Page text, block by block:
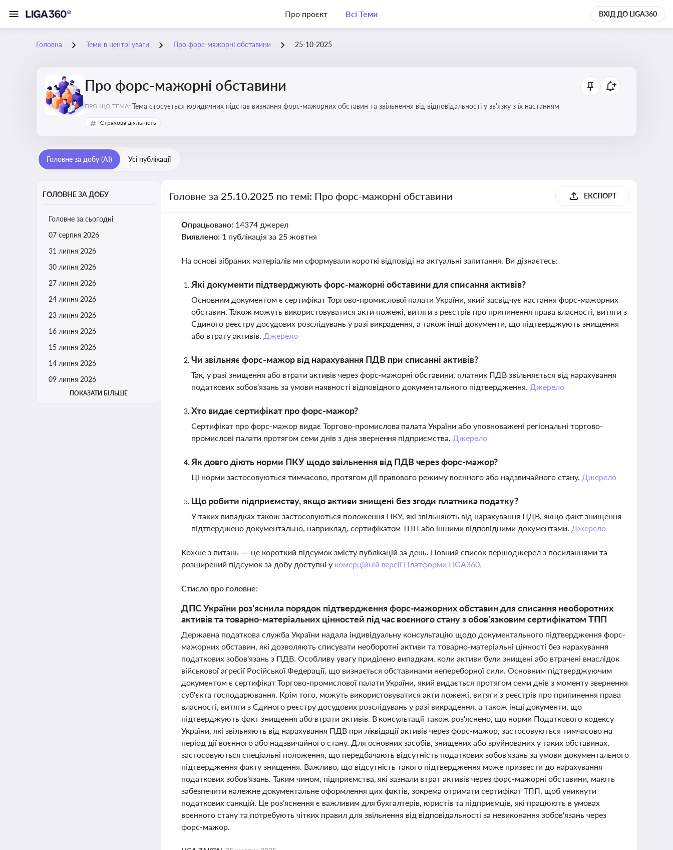
Про проєкт Всі Теми ВХІД ДО LIGA360
Головна Теми в центрі уваги Про форс-мажорні обставини 25-10-2025
Про форс-мажорні обставини
ПРО ЩО ТЕМА: Тема стосується юридичних підстав визнання форс-мажорних обставин та звільнення від відповідальності у зв'язку з їх настанням
Страхова діяльність
Головне за добу (AI) Усі публікації
ГОЛОВНЕ ЗА ДОБУ
Головне за сьогодні
07 серпня 2026
31 липня 2026
30 липня 2026
27 липня 2026
24 липня 2026
23 липня 2026
16 липня 2026
15 липня 2026
14 липня 2026
09 липня 2026
ПОКАЗАТИ БІЛЬШЕ
Головне за 25.10.2025 по темі: Про форс-мажорні обставини ЕКСПОРТ
Опрацьовано: 14374 джерел
Виявлено: 1 публікація за 25 жовтня
На основі зібраних матеріалів ми сформували короткі відповіді на актуальні запитання. Ви дізнаєтесь:
Які документи підтверджують форс-мажорні обставини для списання активів?
Основним документом є сертифікат Торгово-промислової палати України, який засвідчує настання форс-мажорних
обставин. Також можуть використовуватися акти пожежі, витяги з реєстрів про припинення права власності, витяги з
Єдиного реєстру досудових розслідувань у разі викрадення, а також інші документи, що підтверджують знищення
або втрату активів. Джерело
Чи звільняє форс-мажор від нарахування ПДВ при списанні активів?
Так, у разі знищення або втрати активів через форс-мажорні обставини, платник ПДВ звільняється від нарахування
податкових зобов'язань за умови наявності відповідного документального підтвердження. Джерело
Хто видає сертифікат про форс-мажор?
Сертифікат про форс-мажор видає Торгово-промислова палата України або уповноважені регіональні торгово-
промислові палати протягом семи днів з дня звернення підприємства. Джерело
Як довго діють норми ПКУ щодо звільнення від ПДВ через форс-мажор?
Ці норми застосовуються тимчасово, протягом дії правового режиму воєнного або надзвичайного стану. Джерело
Що робити підприємству, якщо активи знищені без згоди платника податку?
У таких випадках також застосовуються положення ПКУ, які звільняють від нарахування ПДВ, якщо факт знищення
підтверджено документально, наприклад, сертифікатом ТПП або іншими відповідними документами. Джерело
Кожне з питань — це короткий підсумок змісту публікацій за день. Повний список першоджерел з посиланнями та
розширений підсумок за добу доступні у комерційній версії Платформи LIGA360.
Стисло про головне:
ДПС України роз'яснила порядок підтвердження форс-мажорних обставин для списання необоротних
активів та товарно-матеріальних цінностей під час воєнного стану з обов'язковим сертифікатом ТПП
Державна податкова служба України надала індивідуальну консультацію щодо документального підтвердження форс-
мажорних обставин, які дозволяють списувати необоротні активи та товарно-матеріальні цінності без нарахування
податкових зобов'язань з ПДВ. Особливу увагу приділено випадкам, коли активи були знищені або втрачені внаслідок
військової агресії Російської Федерації, що визнається обставинами непереборної сили. Основним підтверджуючим
документом є сертифікат Торгово-промислової палати України, який видається протягом семи днів з моменту звернення
суб'єкта господарювання. Крім того, можуть використовуватися акти пожежі, витяги з реєстрів про припинення права
власності, витяги з Єдиного реєстру досудових розслідувань у разі викрадення, а також інші документи, що
підтверджують факт знищення або втрати активів. В консультації також роз'яснено, що норми Податкового кодексу
України, які звільняють від нарахування ПДВ при ліквідації активів через форс-мажор, застосовуються тимчасово на
період дії воєнного або надзвичайного стану. Для основних засобів, знищених або зруйнованих у таких обставинах,
застосовуються спеціальні положення, що передбачають відсутність податкових зобов'язань за умови документального
підтвердження факту знищення. Важливо, що відсутність такого підтвердження може призвести до нарахування
податкових зобов'язань. Таким чином, підприємства, які зазнали втрат активів через форс-мажорні обставини, мають
забезпечити належне документальне оформлення цих фактів, зокрема отримати сертифікат ТПП, щоб уникнути
податкових санкцій. Це роз'яснення є важливим для бухгалтерів, юристів та підприємців, які працюють в умовах
воєнного стану та потребують чітких правил для звільнення від відповідальності за невиконання зобов'язань через
форс-мажор.